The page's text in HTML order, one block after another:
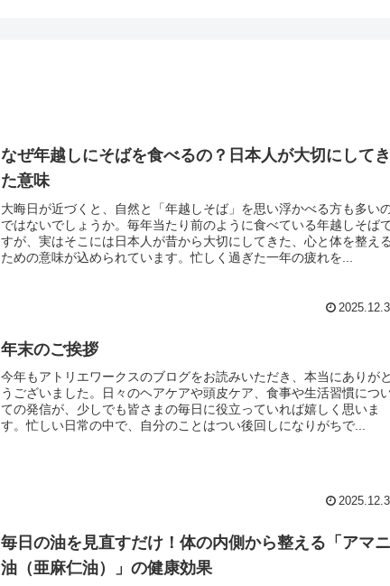
なぜ年越しにそばを食べるの？日本人が大切にしてき
た意味
大晦日が近づくと、自然と「年越しそば」を思い浮かべる方も多い
ではないでしょうか。毎年当たり前のように食べている年越しそば
すが、実はそこには日本人が昔から大切にしてきた、心と体を整える
ための意味が込められています。忙しく過ぎた一年の疲れを...
年末のご挨拶
今年もアトリエワークスのブログをお読みいただき、本当にありがと
うございました。日々のヘアケアや頭皮ケア、食事や生活習慣につ
ての発信が、少しでも皆さまの毎日に役立っていれば嬉しく思いま
す。忙しい日常の中で、自分のことはつい後回しになりがちで...
毎日の油を見直すだけ！体の内側から整える「アマニ
油（亜麻仁油）」の健康効果